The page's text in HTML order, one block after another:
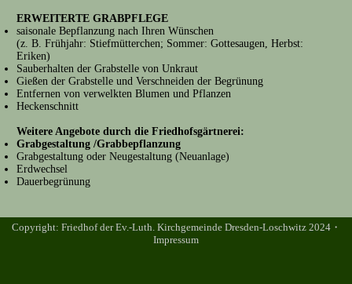
ERWEITERTE GRABPFLEGE
saisonale Bepflanzung nach Ihren Wünschen
(z. B. Frühjahr: Stiefmütterchen; Sommer: Gottesaugen, Herbst:
Eriken)
Sauberhalten der Grabstelle von Unkraut
Gießen der Grabstelle und Verschneiden der Begrünung
Entfernen von verwelkten Blumen und Pflanzen
Heckenschnitt
Weitere Angebote durch die Friedhofsgärtnerei:
Grabgestaltung /Grabbepflanzung
Grabgestaltung oder Neugestaltung (Neuanlage)
Erdwechsel
Dauerbegrünung
Copyright: Friedhof der Ev.-Luth. Kirchgemeinde Dresden-Loschwitz 2024・
Impressum